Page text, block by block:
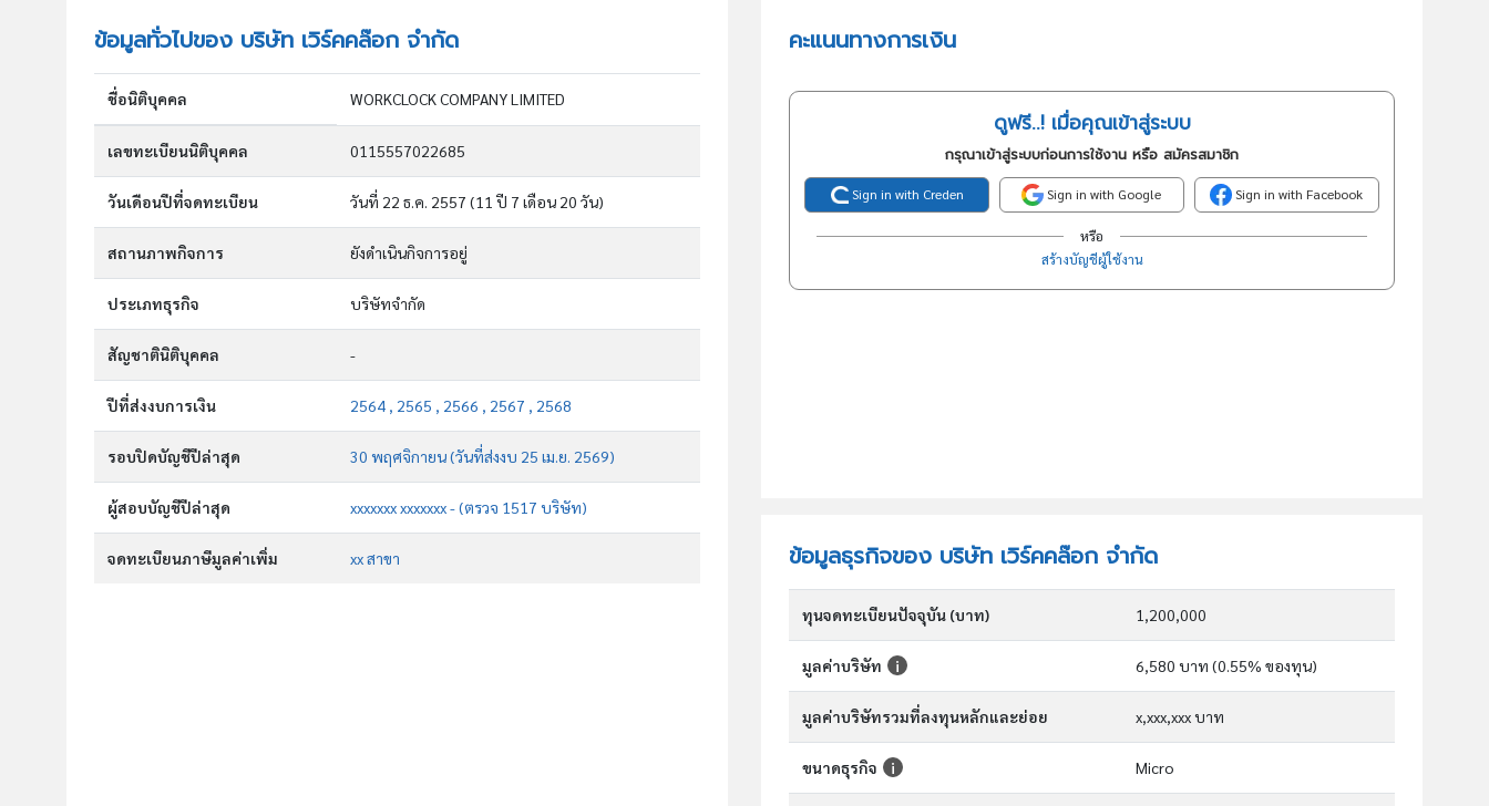
ข้อมูลทั่วไปของ บริษัท เวิร์คคล๊อก จำกัด
ชื่อนิติบุคคล WORKCLOCK COMPANY LIMITED
เลขทะเบียนนิติบุคคล 0115557022685
วันเดือนปีที่จดทะเบียน วันที่ 22 ธ.ค. 2557 (11 ปี 7 เดือน 20 วัน)
สถานภาพกิจการ ยังดำเนินกิจการอยู่
ประเภทธุรกิจ บริษัทจำกัด
สัญชาตินิติบุคคล -
ปีที่ส่งงบการเงิน 2564 , 2565 , 2566 , 2567 , 2568
รอบปิดบัญชีปีล่าสุด 30 พฤศจิกายน (วันที่ส่งงบ 25 เม.ย. 2569)
ผู้สอบบัญชีปีล่าสุด xxxxxxx xxxxxxx - (ตรวจ 1517 บริษัท)
จดทะเบียนภาษีมูลค่าเพิ่ม xx สาขา
คะแนนทางการเงิน
ดูฟรี..! เมื่อคุณเข้าสู่ระบบ
กรุณาเข้าสู่ระบบก่อนการใช้งาน หรือ สมัครสมาชิก
Sign in with Creden Sign in with Google Sign in with Facebook
หรือ
สร้างบัญชีผู้ใช้งาน
ข้อมูลธุรกิจของ บริษัท เวิร์คคล๊อก จำกัด
ทุนจดทะเบียนปัจจุบัน (บาท) 1,200,000
มูลค่าบริษัท 6,580 บาท (0.55% ของทุน)
มูลค่าบริษัทรวมที่ลงทุนหลักและย่อย x,xxx,xxx บาท
ขนาดธุรกิจ Micro